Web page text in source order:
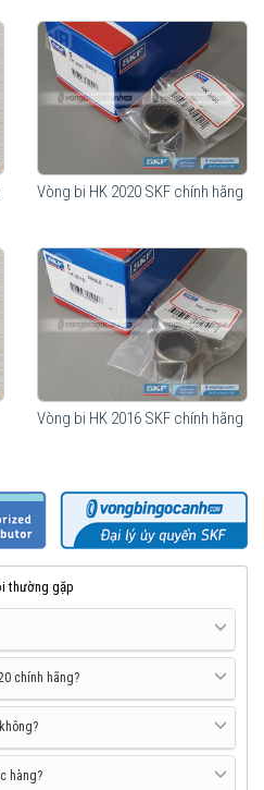
Vòng bi HK 2020 SKF chính hãng
Vòng bi HK 2016 SKF chính hãng
thường gặp
chính hãng?
hàng?